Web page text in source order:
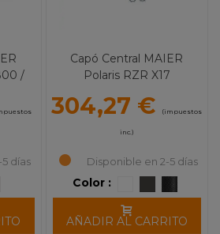
/
días
Capó Central MAIER
Polaris RZR X17
304,27 € (impuestos
inc.)
Disponible en 2-5 días
Color :
AÑADIR AL CARRITO